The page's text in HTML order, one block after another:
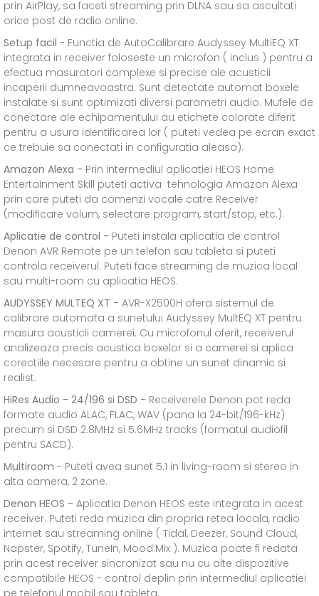
prin AirPlay, sa faceti streaming prin DLNA sau sa ascultati
orice post de radio online.
Setup facil - Functia de AutoCalibrare Audyssey MultiEQ XT
integrata in receiver foloseste un microfon ( inclus ) pentru a
efectua masuratori complexe si precise ale acusticii
incaperii dumneavoastra. Sunt detectate automat boxele
instalate si sunt optimizati diversi parametri audio. Mufele de
conectare ale echipamentului au etichete colorate diferit
pentru a usura identificarea lor ( puteti vedea pe ecran exact
ce trebuie sa conectati in configuratia aleasa).
Amazon Alexa - Prin intermediul aplicatiei HEOS Home
Entertainment Skill puteti activa tehnologia Amazon Alexa
prin care puteti da comenzi vocale catre Receiver
(modificare volum, selectare program, start/stop, etc.).
Aplicatie de control - Puteti instala aplicatia de control
Denon AVR Remote pe un telefon sau tableta si puteti
controla receiverul. Puteti face streaming de muzica local
sau multi-room cu aplicatia HEOS.
AUDYSSEY MULTEQ XT - AVR-X2500H ofera sistemul de
calibrare automata a sunetului Audyssey MultEQ XT pentru
masura acusticii camerei. Cu microfonul oferit, receiverul
analizeaza precis acustica boxelor si a camerei si aplica
corectiile necesare pentru a obtine un sunet dinamic si
realist.
HiRes Audio - 24/196 si DSD - Receiverele Denon pot reda
formate audio ALAC, FLAC, WAV (pana la 24-bit/196-kHz)
precum si DSD 2.8MHz si 5.6MHz tracks (formatul audiofil
pentru SACD).
Multiroom - Puteti avea sunet 5.1 in living-room si stereo in
alta camera, 2 zone.
Denon HEOS - Aplicatia Denon HEOS este integrata in acest
receiver. Puteti reda muzica din propria retea locala, radio
internet sau streaming online ( Tidal, Deezer, Sound Cloud,
Napster, Spotify, TuneIn, Mood:Mix ). Muzica poate fi redata
prin acest receiver sincronizat sau nu cu alte dispozitive
compatibile HEOS - control deplin prin intermediul aplicatiei
pe telefonul mobil sau tableta.